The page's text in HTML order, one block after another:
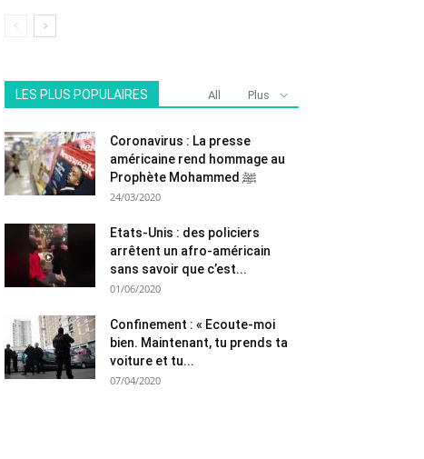
LES PLUS POPULAIRES All Plus
Coronavirus : La presse
américaine rend hommage au
Prophète Mohammed ﷺ
24/03/2020
Etats-Unis : des policiers
arrêtent un afro-américain
sans savoir que c’est...
01/06/2020
Confinement : « Ecoute-moi
bien. Maintenant, tu prends ta
voiture et tu...
07/04/2020